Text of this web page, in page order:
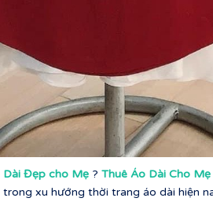
Đẹp cho Mẹ ? Thuê Áo Dài Cho
xu hướng thời trang áo dài hiện